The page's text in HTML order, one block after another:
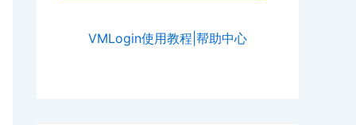
VMLogin使用教程|帮助中心